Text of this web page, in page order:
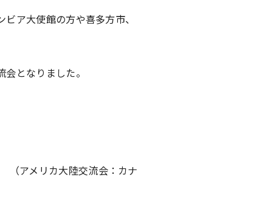
ア大使館の方や喜多方市、
となりました。
。
（アメリカ大陸交流会：カナ